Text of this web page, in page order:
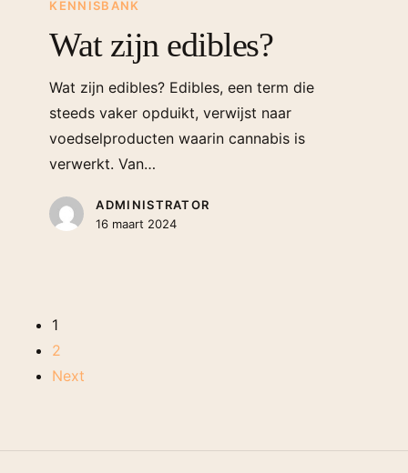
KENNISBANK
Wat zijn edibles?
Wat zijn edibles? Edibles, een term die
steeds vaker opduikt, verwijst naar
voedselproducten waarin cannabis is
verwerkt. Van…
ADMINISTRATOR
16 maart 2024
1
2
Next